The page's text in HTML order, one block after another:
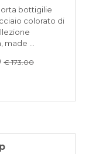
a 35 €
bottigilie
colorato di
made …
€ 173.00